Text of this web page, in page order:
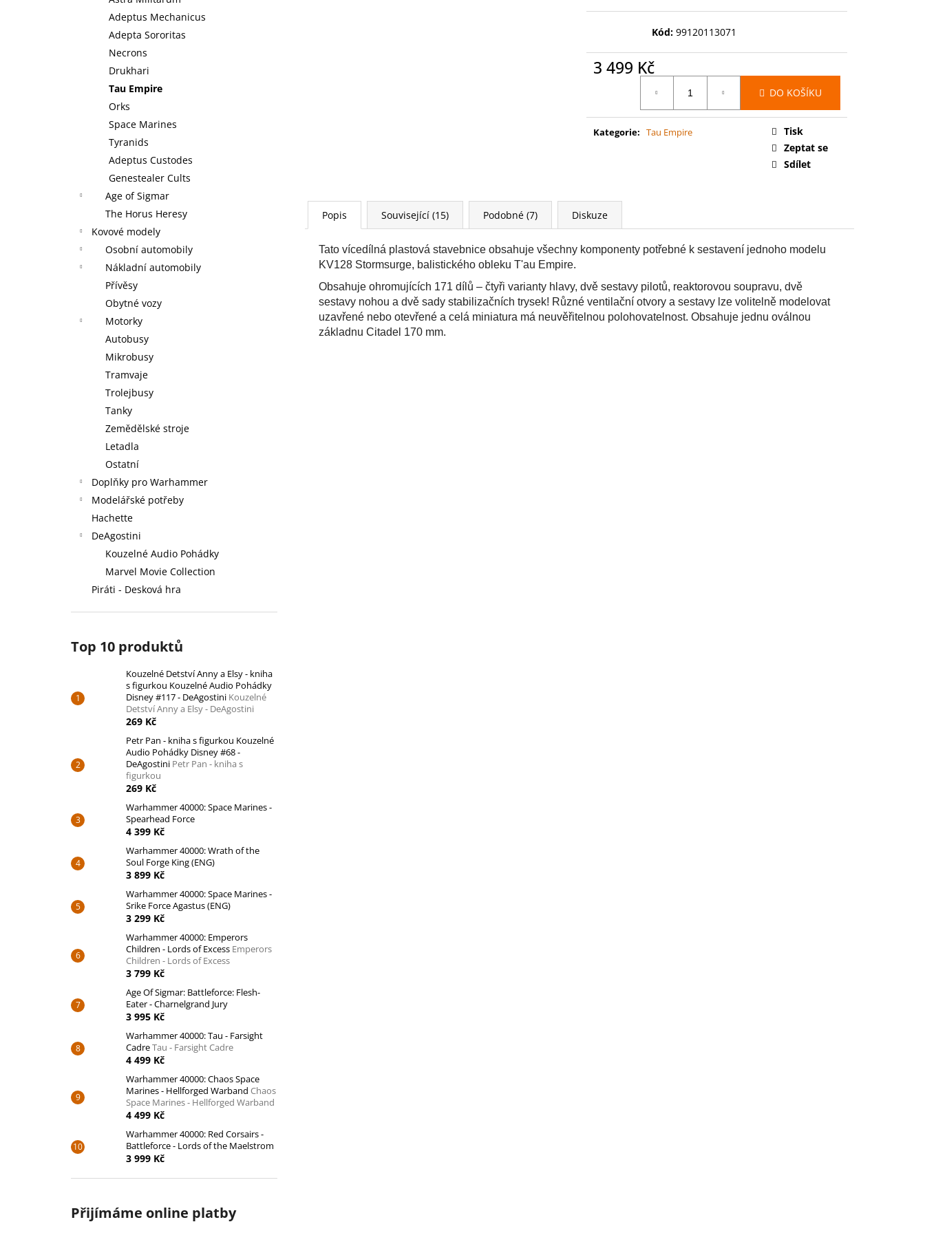
Adeptus Mechanicus
Adepta Sororitas
Necrons
Drukhari
Tau Empire
Orks
Space Marines
Tyranids
Adeptus Custodes
Genestealer Cults
Age of Sigmar
The Horus Heresy
Kovové modely
Osobní automobily
Nákladní automobily
Přívěsy
Obytné vozy
Motorky
Autobusy
Mikrobusy
Tramvaje
Trolejbusy
Tanky
Zemědělské stroje
Letadla
Ostatní
Doplňky pro Warhammer
Modelářské potřeby
Hachette
DeAgostini
Kouzelné Audio Pohádky
Marvel Movie Collection
Piráti - Desková hra
Top 10 produktů
Kouzelné Detství Anny a Elsy - kniha
s figurkou Kouzelné Audio Pohádky
Disney #117 - DeAgostini Kouzelné
Detství Anny a Elsy - DeAgostini
269 Kč
Petr Pan - kniha s figurkou Kouzelné
Audio Pohádky Disney #68 -
DeAgostini Petr Pan - kniha s
figurkou
269 Kč
Warhammer 40000: Space Marines -
Spearhead Force
4 399 Kč
Warhammer 40000: Wrath of the
Soul Forge King (ENG)
3 899 Kč
Warhammer 40000: Space Marines -
Srike Force Agastus (ENG)
3 299 Kč
Warhammer 40000: Emperors
Children - Lords of Excess Emperors
Children - Lords of Excess
3 799 Kč
Age Of Sigmar: Battleforce: Flesh-
Eater - Charnelgrand Jury
3 995 Kč
Warhammer 40000: Tau - Farsight
CadreTau - Farsight Cadre
4 499 Kč
Warhammer 40000: Chaos Space
Marines - Hellforged Warband Chaos
Space Marines - Hellforged Warband
4 499 Kč
Warhammer 40000: Red Corsairs -
Battleforce - Lords of the Maelstrom
3 999 Kč
Přijímáme online platby
Kód: 99120113071
3 499 Kč
DO KOŠÍKU
Kategorie: Tau Empire
Tisk
Zeptat se
Sdílet
Popis Související (15) Podobné (7) Diskuze
Tato vícedílná plastová stavebnice obsahuje všechny komponenty potřebné k sestavení jednoho modelu
KV128 Stormsurge, balistického obleku T'au Empire.
Obsahuje ohromujících 171 dílů – čtyři varianty hlavy, dvě sestavy pilotů, reaktorovou soupravu, dvě
sestavy nohou a dvě sady stabilizačních trysek! Různé ventilační otvory a sestavy lze volitelně modelovat
uzavřené nebo otevřené a celá miniatura má neuvěřitelnou polohovatelnost. Obsahuje jednu oválnou
základnu Citadel 170 mm.
KOUZELNÉ DETSTVÍ ANNY A ELSY -
KNIHA S FIGURKOU KOUZELNÉ AUDIO
POHÁDKY DISNEY #117 - DEAGOSTINI
KOUZELNÉ DETSTVÍ ANNY A ELSY -
DEAGOSTINI
269 Kč
SPEARHEAD FORCE